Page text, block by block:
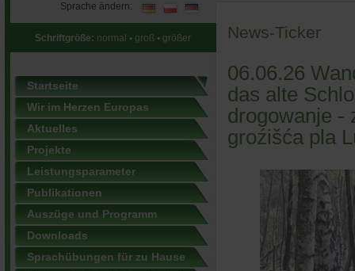
Sprache ändern:
Schriftgröße: normal • groß • größer
Startseite
Wir im Herzen Europas
Aktuelles
Projekte
Leistungsparameter
Publikationen
Auszüge und Programm
Downloads
Sprachübungen für zu Hause
News-Ticker
06.06.26
das alte
drogowanje -
groźišća pla